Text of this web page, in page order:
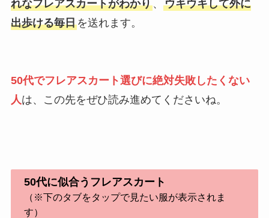
れなフレアスカートがわかり、 ウキウキして外に
出歩ける毎日を送れます。
50代でフレアスカート選びに絶対失敗したくない
人は、この先をぜひ読み進めてくださいね。
50代に似合うフレアスカート
（※下のタブをタップで見たい服が表示されま
す）